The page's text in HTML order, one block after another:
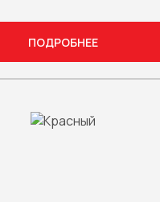
ПОДРОБНЕЕ